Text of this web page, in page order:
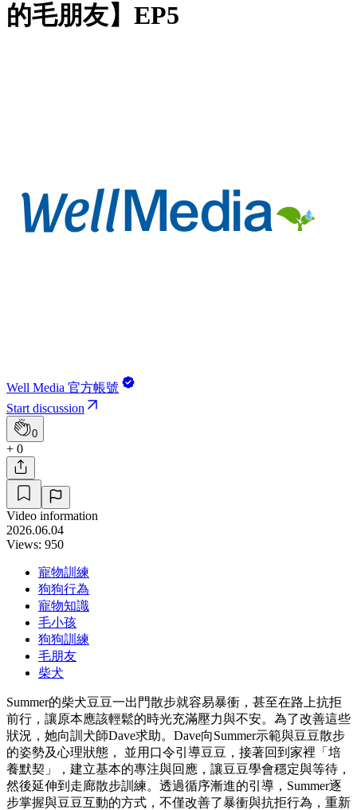
的毛朋友】EP5
Well Media 官方帳號
Start discussion
0
+ 0
Video information
2026.06.04
Views: 950
寵物訓練
狗狗行為
寵物知識
毛小孩
狗狗訓練
毛朋友
柴犬
Summer的柴犬豆豆一出門散步就容易暴衝，甚至在路上抗拒
前行，讓原本應該輕鬆的時光充滿壓力與不安。為了改善這些
狀況，她向訓犬師Dave求助。Dave向Summer示範與豆豆散步
的姿勢及心理狀態， 並用口令引導豆豆，接著回到家裡「培
養默契」，建立基本的專注與回應，讓豆豆學會穩定與等待，
然後延伸到走廊散步訓練。透過循序漸進的引導，Summer逐
步掌握與豆豆互動的方式，不僅改善了暴衝與抗拒行為，重新